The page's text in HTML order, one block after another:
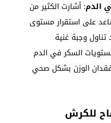
الدم: أشارت الكثير من
على استقرار مستوى
وجبة غنية
السكر في الدم
الوزن بشكل صحي
للكرش